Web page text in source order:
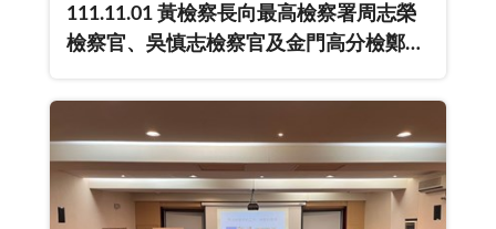
111.11.01 黃檢察長向最高檢察署周志榮
檢察官、吳慎志檢察官及金門高分檢鄭銘